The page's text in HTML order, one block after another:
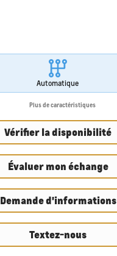
Automatique
Plus de caractéristiques
Vérifier la disponibilité
Évaluer mon échange
Demande d'informations
Textez-nous